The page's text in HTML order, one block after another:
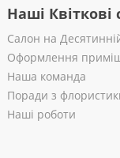
Наші Квіткові
Салон на
Оформлення
Наша команда
Поради з
Наші роботи